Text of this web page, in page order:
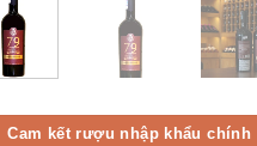
Cam kết rượu nhập khẩu chính